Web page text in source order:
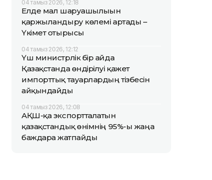
04 тамыз 2026, 12:18
Елде мал шаруашылығын
қаржыландыру көлемі артады –
Үкімет отырысы
04 тамыз 2026, 12:12
Үш министрлік бір айда
Қазақстанда өндірілуі қажет
импорттық тауарлардың тізбесін
айқындайды
04 тамыз 2026, 12:08
АҚШ-қа экспортталатын
қазақстандық өнімнің 95%-ы жаңа
баждарға жатпайды